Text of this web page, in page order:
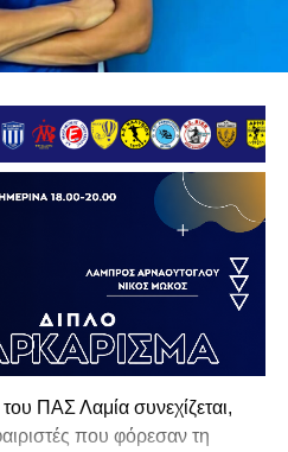
ΠΑΣ Λαμία συνεχίζεται,
που φόρεσαν τη